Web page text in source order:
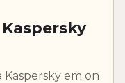
Kaspersky em on